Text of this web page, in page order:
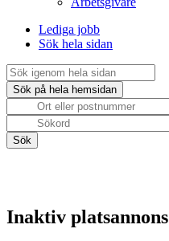
Lediga jobb
Sök hela sidan
Inaktiv platsannons